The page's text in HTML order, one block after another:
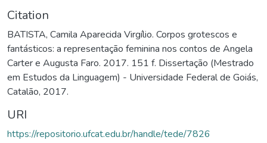
Citation
BATISTA, Camila Aparecida Virgílio. Corpos grotescos e
fantásticos: a representação feminina nos contos de Angela
Carter e Augusta Faro. 2017. 151 f. Dissertação (Mestrado
em Estudos da Linguagem) - Universidade Federal de Goiás,
Catalão, 2017.
URI
https://repositorio.ufcat.edu.br/handle/tede/7826